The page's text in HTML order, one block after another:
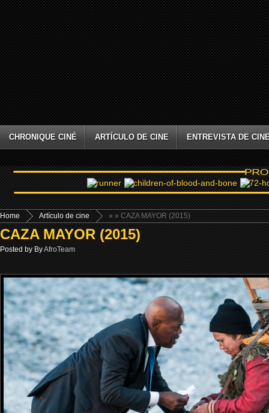
CHRONIQUE CINÉ ARTÍCULO DE CINE ENTREVISTA DE
Home »
Artículo de cine » CAZA MAYOR (2015)
CAZA MAYOR (2015)
Posted by ByAfroTeam